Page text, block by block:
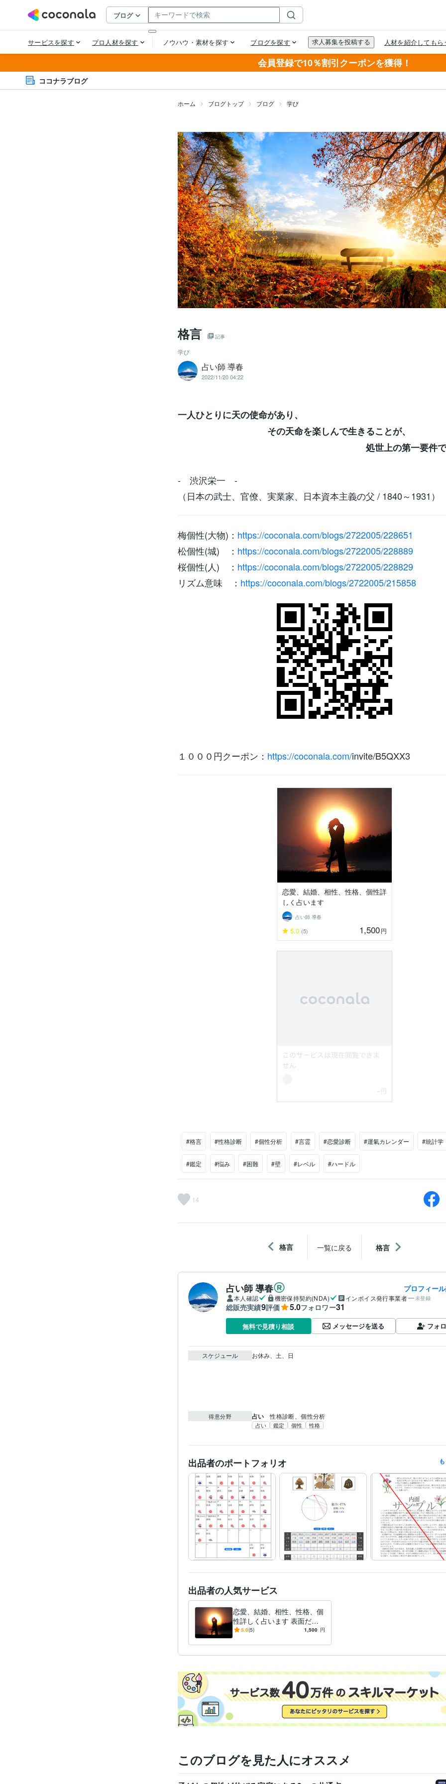
会員登録で10％割引クーポンを獲得！
ココナラブログ
ホーム ブログトップ ブログ 学び
格言 記事
学び
占い師 導春
2022/11/20 04:22
一人ひとりに天の使命があり、
その天命を楽しんで生きることが、
処世上の第一要件であ
- 渋沢栄一 -
（日本の武士、官僚、実業家、日本資本主義の父 / 1840～1931）
梅個性(大物)： https://coconala.com/blogs/2722005/228651
松個性(城) ： https://coconala.com/blogs/2722005/228889
桜個性(人) ： https://coconala.com/blogs/2722005/228829
リズム意味 ： https://coconala.com/blogs/2722005/215858
１０００円クーポン： https://coconala.com/invite/B5QXX3
恋愛、結婚、相性、性格、個性詳
しく占います
占い師 導春
5.0 (5) 1,500円
#格言 #性格診断 #個性分析 #言霊 #恋愛診断 #運氣カレンダー #統計学
#鑑定 #悩み #困難 #壁 #レベル #ハードル
14
格言 一覧に戻る 格言
占い師 導春 プロフィー
本人確認 機密保持契約(NDA) インボイス発行事業者 未登録
総販売実績9評価 5.0フォロワー31
無料で見積り相談 メッセージを送る フォ
スケジュール お休み、土、日
得意分野 占い 性格診断、個性分析
占い 鑑定 個性 性格
出品者のポートフォリオ
出品者の人気サービス
恋愛、結婚、相性、性格、個
性詳しく占います 表面だけ
ではわからない本当の自分自
5.0(5) 1,500 円
このブログを見た人にオススメ